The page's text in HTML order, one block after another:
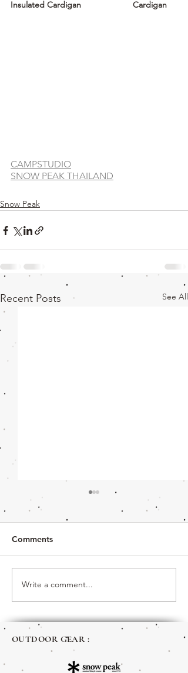
CAMPSTUDIO
SNOW PEAK THAILAND
Snow Peak
Recent Posts See All
ถึงเวลาแล้วที่จะสนุกกับการ
ผจญภัยในธรรมชาติช่วงฤดู
หนาว
Comments
Write a comment...
OUTDOOR GEAR :